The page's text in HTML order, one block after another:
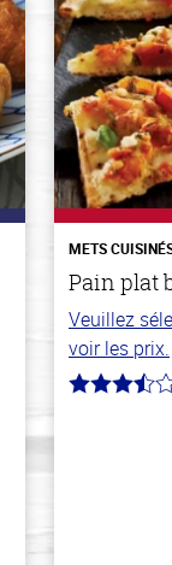
METS
Pain plat
Veuillez
voir les prix.
3.8